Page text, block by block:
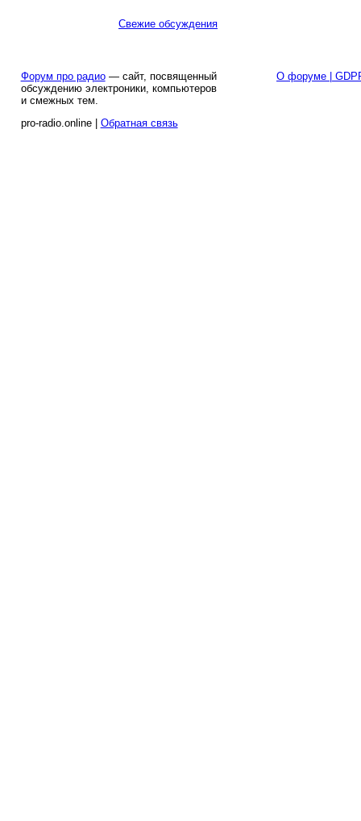
Свежие обсуждения
Форум про радио— сайт, посвященный
обсуждению электроники, компьютеров
и смежных тем.
pro-radio.online | Обратная связь
О форуме |